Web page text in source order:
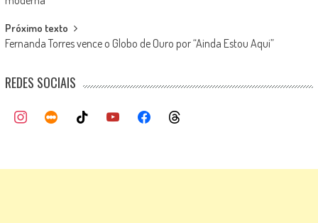
navigation
Próximo texto
Fernanda Torres vence o Globo de Ouro por “Ainda Estou Aqui”
REDES SOCIAIS